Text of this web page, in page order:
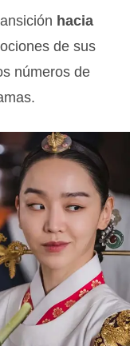
hacia
de sus
números de